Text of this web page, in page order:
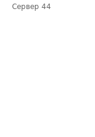
Сервер 44